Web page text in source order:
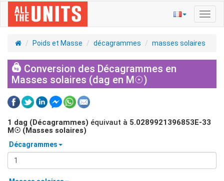
la
Poids et Masse
décagrammes masses solaires
Conversion des Décagrammes en
Masses solaires (dag en M☉)
1 dag (Décagrammes) équivaut à 5.0289921396853E-33
M☉ (Masses solaires)
Décagrammes